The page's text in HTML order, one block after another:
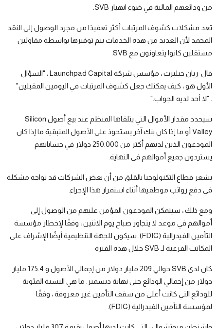
من ودائعهم المالية في ضوء انهيار SVB.
تعد مشكلات كشوف المرتبات أكثر تعقيدًا من مجرد الوصول إلى النقد
المجمد لأن العديد من هذه الخدمات يتم توفيرها بواسطة مقاولين
مستقلين كانوا يتعاونون مع SVB.
قال
ريان جيلبرت ، مؤسس شركة Launchpad Capital : "السؤال
الأول هو ، كيف يمكنك جعل كشوف المرتبات في اليومين المقبلين"
. "لا أحد لديه الجواب."
سيحدد مقدار الأموال التي يتلقاها المنظم عند بيع أصول Silicon
Valley أو ما إذا كان بنك آخر يستحوذ على الأصول المتبقية ما إذا كان
المودعون الذين لديهم أكثر من 250.000 دولار في حساباتهم
يستردون جميع أموالهم في النهاية.
يشعر قطاع التكنولوجيا بالقلق من أن بعض الشركات قد تواجه مشكلة
في دفع رواتب موظفيها أثناء استمرار هذا الإجراء.
ومع ذلك ، سيتمكن المودعون المؤمن عليهم من الوصول إلى
أموالهم في موعد لا يتجاوز صباح يوم الاثنين ، وفقًا لإخطار مؤسسة
التأمين الفيدرالية (FDIC). سيكون للجهة التنظيمية أيضًا الإشراف على
المكاتب الفرعية لـ SVB خلال هذه الفترة
كان لدى SVB حوالي 209 مليار دولار من إجمالي الأصول و 175.4 مليار
دولار من إجمالي الودائع حتى نهاية ديسمبر. ما هي النسبة المئوية
للودائع التي كانت أعلى من سقف التأمين غير معروفة ، وفقًا
لمؤسسة التأمين الفيدرالية (FDIC).